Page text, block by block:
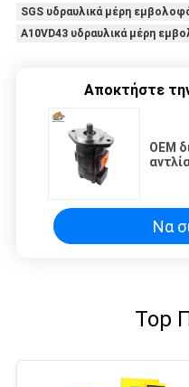
SGS υδραυλικά μέρη
A10VD43 υδραυλικά μέρη
Αποκτήστε
OEM
αντλία 14537295 για
Να
Top